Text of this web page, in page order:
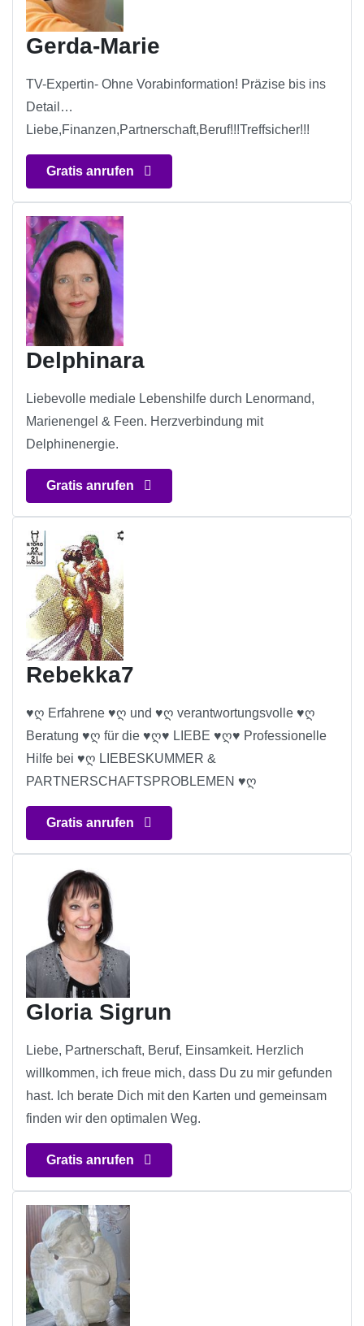
Gerda-Marie
TV-Expertin- Ohne Vorabinformation! Präzise bis ins
Detail…
Liebe,Finanzen,Partnerschaft,Beruf!!!Treffsicher!!!
Gratis anrufen
Delphinara
Liebevolle mediale Lebenshilfe durch Lenormand,
Marienengel & Feen. Herzverbindung mit
Delphinenergie.
Gratis anrufen
Rebekka7
♥ღ Erfahrene ♥ღ und ♥ღ verantwortungsvolle ♥ღ
Beratung ♥ღ für die ♥ღ♥ LIEBE ♥ღ♥ Professionelle
Hilfe bei ♥ღ LIEBESKUMMER &
PARTNERSCHAFTSPROBLEMEN ♥ღ
Gratis anrufen
Gloria Sigrun
Liebe, Partnerschaft, Beruf, Einsamkeit. Herzlich
willkommen, ich freue mich, dass Du zu mir gefunden
hast. Ich berate Dich mit den Karten und gemeinsam
finden wir den optimalen Weg.
Gratis anrufen